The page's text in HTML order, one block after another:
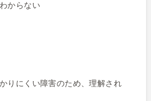
からない
りにくい障害のため、理解され